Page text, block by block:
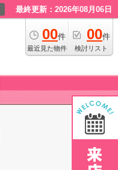
最終更新：2026年08月06日
00件
最近見た物件
00件
検討リスト